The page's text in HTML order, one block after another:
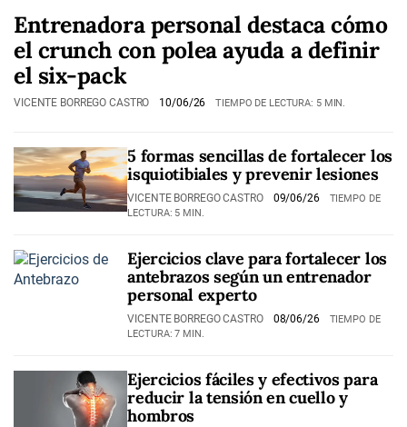
Entrenadora personal destaca cómo
el crunch con polea ayuda a definir
el six-pack
VICENTE BORREGO CASTRO 10/06/26 TIEMPO DE LECTURA: 5 MIN.
5 formas sencillas de fortalecer los
isquiotibiales y prevenir lesiones
VICENTE BORREGO CASTRO 09/06/26
TIEMPO DE
LECTURA: 5 MIN.
Ejercicios clave para fortalecer los
antebrazos según un entrenador
personal experto
VICENTE BORREGO CASTRO 08/06/26
TIEMPO DE
LECTURA: 7 MIN.
Ejercicios fáciles y efectivos para
reducir la tensión en cuello y
hombros